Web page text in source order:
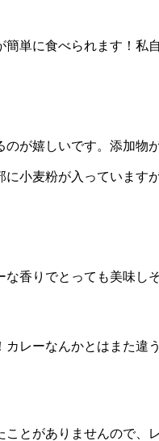
単に食べられます！私
が嬉しいです。添加物
小麦粉が入っています
香りでとっても美味しそ
レーなんかとはまた違
とがありませんので、